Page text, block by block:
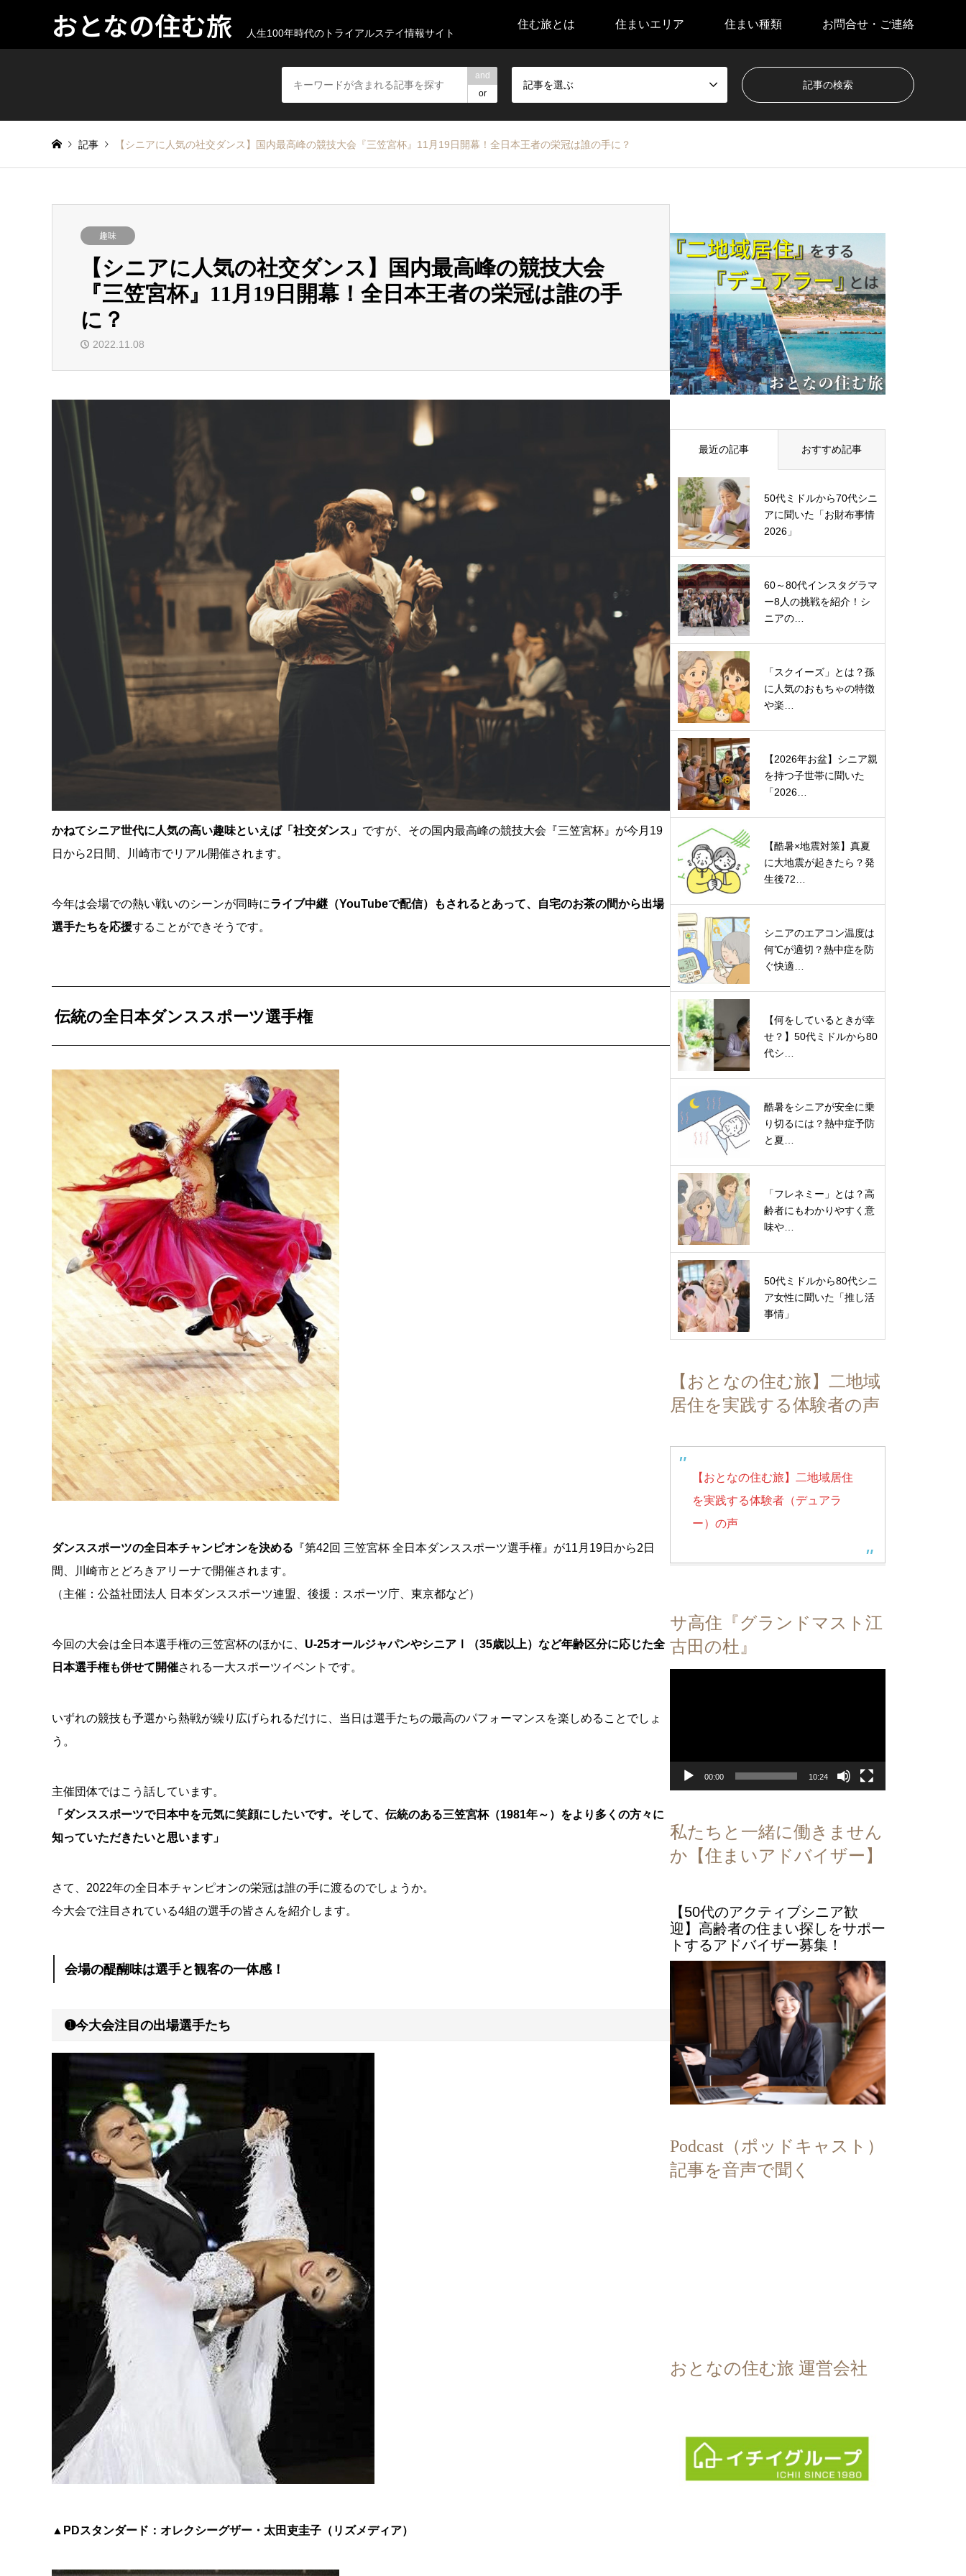
おとなの住む旅 人生100年時代のトライアルステイ情報サイト
住む旅とは 住まいエリア 住まい種類 お問合せ・ご連絡
and
or
記事を選ぶ
記事 【シニアに人気の社交ダンス】国内最高峰の競技大会『三笠宮杯』11月19日開幕！全日本王者の栄冠は誰の手に？
趣味
【シニアに人気の社交ダンス】国内最高峰の競技大会
『三笠宮杯』11月19日開幕！全日本王者の栄冠は誰の手
に？
2022.11.08
かねてシニア世代に人気の高い趣味といえば「社交ダンス」 ですが、その国内最高峰の競技大会『三笠宮杯』が今月19
日から2日間、川崎市でリアル開催されます。
今年は会場での熱い戦いのシーンが同時にライブ中継（YouTubeで配信）もされるとあって、自宅のお茶の間から出場
選手たちを応援することができそうです。
伝統の全日本ダンススポーツ選手権
ダンススポーツの全日本チャンピオンを決める 『第42回 三笠宮杯 全日本ダンススポーツ選手権』が11月19日から2日
間、川崎市とどろきアリーナで開催されます。
（主催：公益社団法人 日本ダンススポーツ連盟、後援：スポーツ庁、東京都など）
今回の大会は全日本選手権の三笠宮杯のほかに、 U-25オールジャパンやシニアⅠ（35歳以上）など年齢区分に応じた全
日本選手権も併せて開催される一大スポーツイベントです。
いずれの競技も予選から熱戦が繰り広げられるだけに、当日は選手たちの最高のパフォーマンスを楽しめることでしょ
う。
主催団体ではこう話しています。
「ダンススポーツで日本中を元気に笑顔にしたいです。そして、伝統のある三笠宮杯（1981年～）をより多くの方々に
知っていただきたいと思います」
さて、2022年の全日本チャンピオンの栄冠は誰の手に渡るのでしょうか。
今大会で注目されている4組の選手の皆さんを紹介します。
会場の醍醐味は選手と観客の一体感！
➊今大会注目の出場選手たち
▲PDスタンダード：オレクシーグザー・太田吏圭子（リズメディア）
最近の記事 おすすめ記事
50代ミドルから70代シニ
アに聞いた「お財布事情
2026」
60～80代インスタグラマ
ー8人の挑戦を紹介！シ
ニアの…
「スクイーズ」とは？孫
に人気のおもちゃの特徴
や楽…
【2026年お盆】シニア親
を持つ子世帯に聞いた
「2026…
【酷暑×地震対策】真夏
に大地震が起きたら？発
生後72…
シニアのエアコン温度は
何℃が適切？熱中症を防
ぐ快適…
【何をしているときが幸
せ？】50代ミドルから80
代シ…
酷暑をシニアが安全に乗
り切るには？熱中症予防
と夏…
「フレネミー」とは？高
齢者にもわかりやすく意
味や…
50代ミドルから80代シニ
ア女性に聞いた「推し活
事情」
【おとなの住む旅】二地域
居住を実践する体験者の声
【おとなの住む旅】二地域居住
を実践する体験者（デュアラ
ー）の声
サ高住『グランドマスト江
古田の杜』
ヤ
00:00 10:24
私たちと一緒に働きません
か【住まいアドバイザー】
【50代のアクティブシニア歓
迎】高齢者の住まい探しをサポー
トするアドバイザー募集！
Podcast（ポッドキャスト）
記事を音声で聞く
おとなの住む旅 運営会社